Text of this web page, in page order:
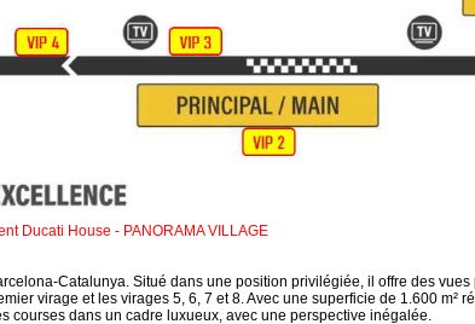
Ducati House - PANORAMA VILLAGE
Catalunya. Situé dans une position privilégiée, il offre des
virage et les virages 5, 6, 7 et 8. Avec une superficie de 1.600 m²
dans un cadre luxueux, avec une perspective inégalée.